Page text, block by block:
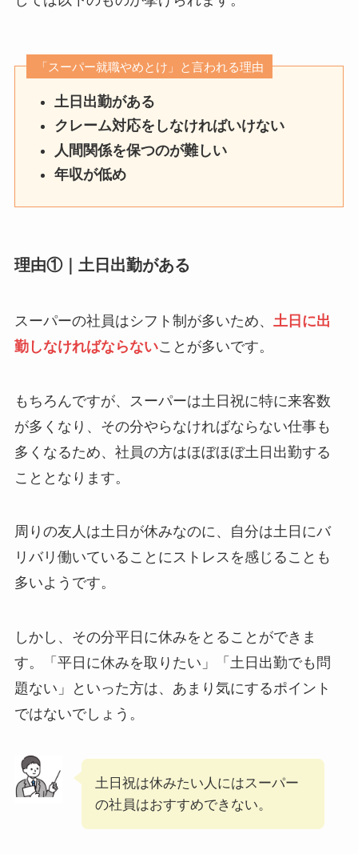
「スーパー就職やめとけ」と言われる理由
土日出勤がある
クレーム対応をしなければいけない
人間関係を保つのが難しい
年収が低め
理由①｜土日出勤がある
スーパーの社員はシフト制が多いため、
土日に出
勤しなければならないことが多いです。
もちろんですが、スーパーは土日祝に特に来客数
が多くなり、その分やらなければならない仕事も
多くなるため、社員の方はほぼほぼ土日出勤する
こととなります。
周りの友人は土日が休みなのに、自分は土日にバ
リバリ働いていることにストレスを感じることも
多いようです。
しかし、その分平日に休みをとることができま
す。「平日に休みを取りたい」「土日出勤でも問
題ない」といった方は、あまり気にするポイント
ではないでしょう。
土日祝は休みたい人にはスーパー
の社員はおすすめできない。